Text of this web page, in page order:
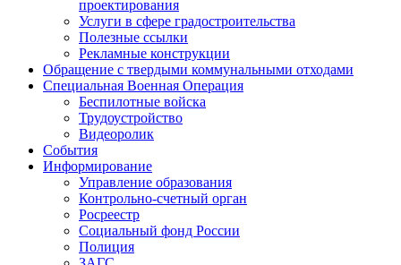
проектирования
Услуги в сфере градостроительства
Полезные ссылки
Рекламные конструкции
Обращение с твердыми коммунальными отходами
Специальная Военная Операция
Беспилотные войска
Трудоустройство
Видеоролик
События
Информирование
Управление образования
Контрольно-счетный орган
Росреестр
Социальный фонд России
Полиция